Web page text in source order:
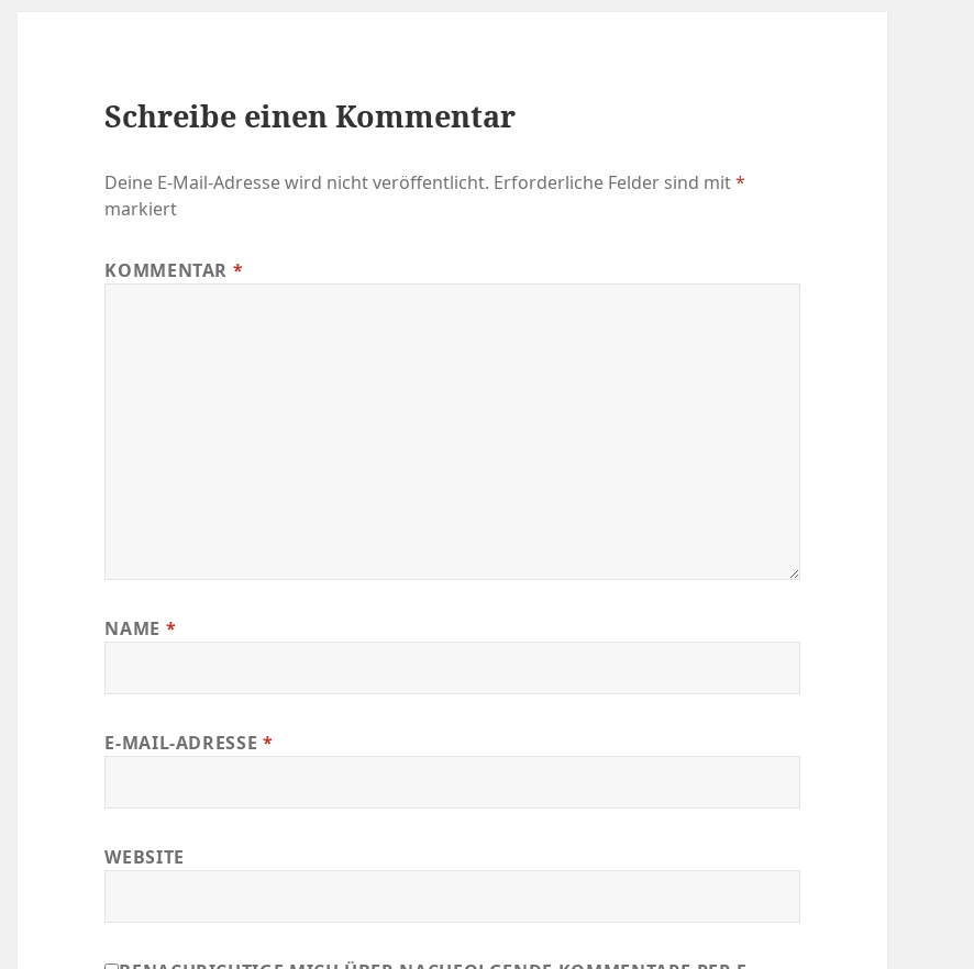
Schreibe einen Kommentar
Deine E-Mail-Adresse wird nicht veröffentlicht. Erforderliche Felder sind mit*
markiert
KOMMENTAR *
NAME *
E-MAIL-ADRESSE *
WEBSITE